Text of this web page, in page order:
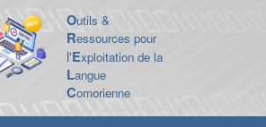
Outils &
Ressources pour
l'Exploitation de la
Langue
Comorienne